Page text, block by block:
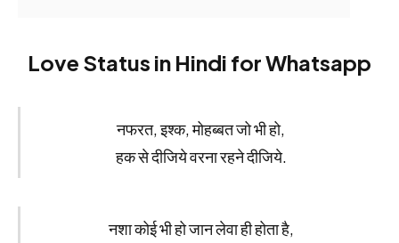
Love Status in Hindi for Whatsapp
नफरत, इश्क, मोहब्बत जो भी हो,
हक से दीजिये वरना रहने दीजिये.
नशा कोई भी हो जान लेवा ही होता है,